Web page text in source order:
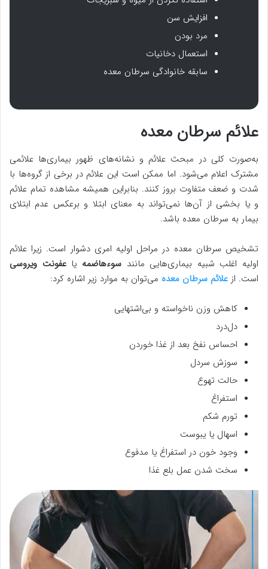
افزایش سن
مرد بودن
استعمال دخانیات
سابقه خانوادگی سرطان معده
علائم سرطان معده
به‌صورت کلی در مبحث علائم و نشانه‌های ظهور بیماری‌ها علائمی
مشترک اعلام می‌شود. اما ممکن است این علائم در برخی از گروه‌ها با
شدت و ضعف متفاوت بروز کنند. بنابراین همیشه مشاهده تمام علائم
و یا بخشی از آن‌ها نمی‌تواند به معنای ابتلا و برعکس عدم ابتلای
بیمار به سرطان معده باشد.
تشخیص سرطان معده در مراحل اولیه امری دشوار است. زیرا علائم
اولیه اغلب شبیه بیماری‌هایی مانندسوءهاضمه یاعفونت ویروسی
است. از علائم سرطان معده می‌توان به موارد زیر اشاره کرد:
کاهش وزن ناخواسته و بی‌اشتهایی
دل‌درد
احساس نفخ بعد از غذا خوردن
سوزش سردل
حالت تهوع
استفراغ
تورم شکم
اسهال یا یبوست
وجود خون در استفراغ یا مدفوع
سخت شدن عمل بلع غذا